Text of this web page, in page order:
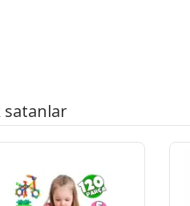
satanlar